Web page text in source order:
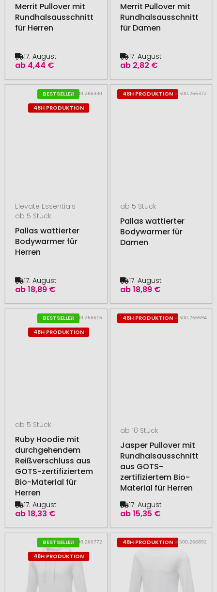
Merrit Pullover mit
Rundhalsausschnitt
für Herren
ab 4,44 €
17. August
Merrit Pullover mit
Rundhalsausschnitt
für Damen
ab 2,82 €
17. August
BESTSELLER
48H PRODUKTION
# 500.266330
Elevate Essentials
ab 5 Stück
Pallas wattierter
Bodywarmer für
Herren
ab18,89 €
17. August
48H PRODUKTION # 500.266372
ab 5 Stück
Pallas wattierter
Bodywarmer für
Damen
ab18,89 €
17. August
BESTSELLER
48H PRODUKTION
# 500.266616
ab 5 Stück
Ruby Hoodie mit
durchgehendem
Reißverschluss aus
GOTS-zertifiziertem
Bio-Material für
Herren
ab18,33 €
17. August
48H PRODUKTION # 500.266694
ab 10 Stück
Jasper Pullover mit
Rundhalsausschnitt
aus GOTS-
zertifiziertem Bio-
Material für Herren
ab15,35 €
17. August
BESTSELLER
48H PRODUKTION
# 500.266772 48H PRODUKTION # 500.266892